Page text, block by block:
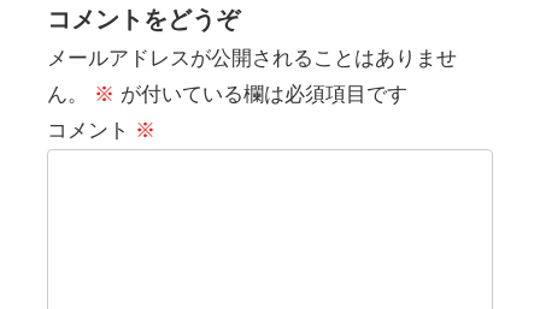
コメントをどうぞ
メールアドレスが公開されることはありませ
ん。
※ が付いている欄は必須項目です
コメント ※